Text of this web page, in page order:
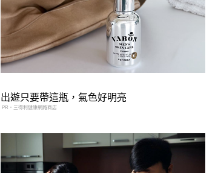
出遊只要帶這瓶，氣色好明亮
PR・三得利健康網路商店